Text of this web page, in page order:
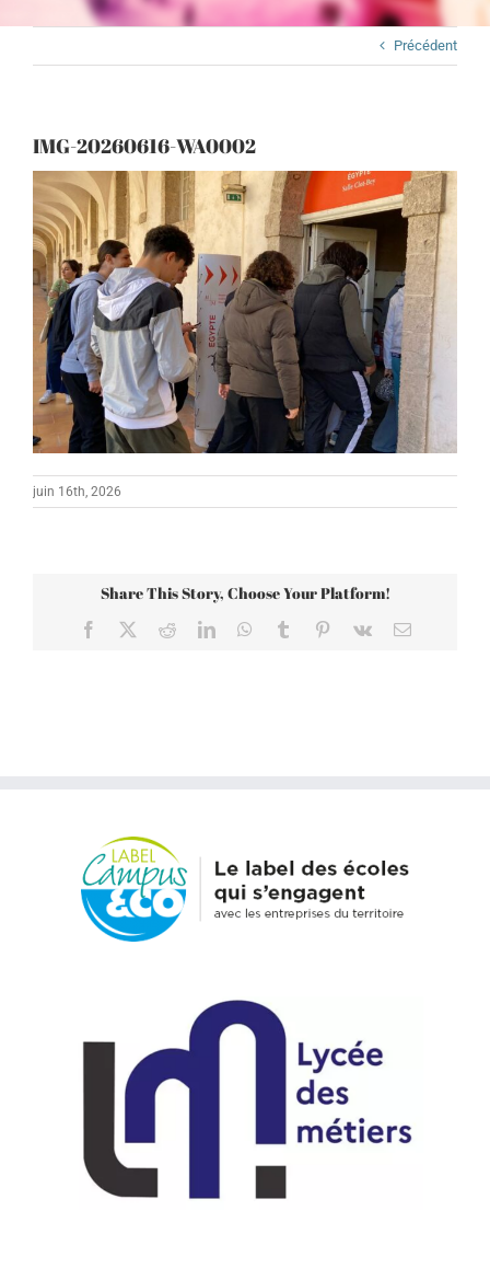
Précédent
IMG-20260616-WA0002
juin 16th, 2026
Share This Story, Choose Your Platform!
Facebook RedditLinkedInWhatsApp
Tumblr Pinterest
Vk Email